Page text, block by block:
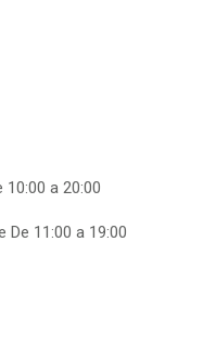
10:00 a 20:00
De 11:00 a 19:00